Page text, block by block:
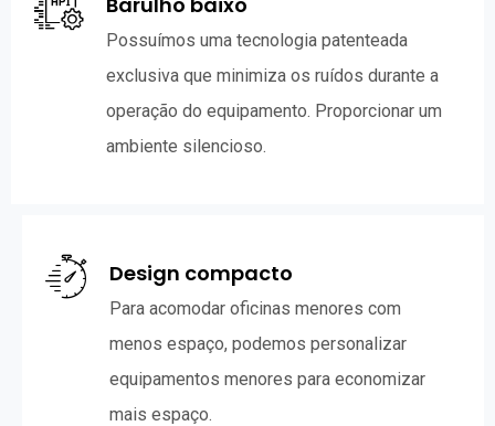
Possuímos uma tecnologia patenteada
exclusiva que minimiza os ruídos durante a
operação do equipamento. Proporcionar um
ambiente silencioso.
Design compacto
Para acomodar oficinas menores com
menos espaço, podemos personalizar
equipamentos menores para economizar
mais espaço.